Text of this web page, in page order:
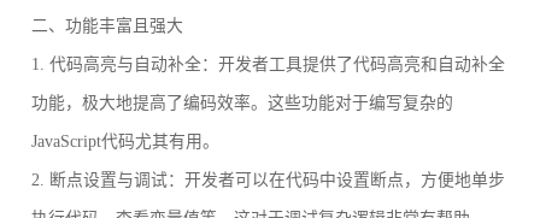
二、功能丰富且强大
1. 代码高亮与自动补全：开发者工具提供了代码高亮和自动补全
功能，极大地提高了编码效率。这些功能对于编写复杂的
JavaScript代码尤其有用。
2. 断点设置与调试：开发者可以在代码中设置断点，方便地单步